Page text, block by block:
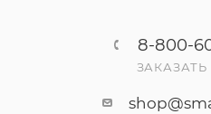
8-800-